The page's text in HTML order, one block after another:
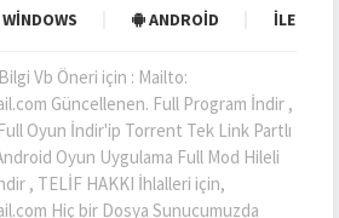
WINDOWS ANDROID İLETIŞIM
Vb Öneri için : Mailto:
Güncellenen. Full Program İndir ,
Oyun İndir'ip Torrent Tek Link Partlı
Oyun Uygulama Full Mod Hileli
, TELİF HAKKI İhlalleri için,
Hiç bir Dosya Sunucumuzda